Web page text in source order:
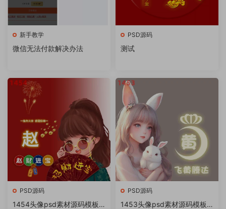
新手教学
微信无法付款解决办法
PSD源码
测试
PSD源码
1454头像psd素材源码模板
PSD源码
1453头像psd素材源码模板